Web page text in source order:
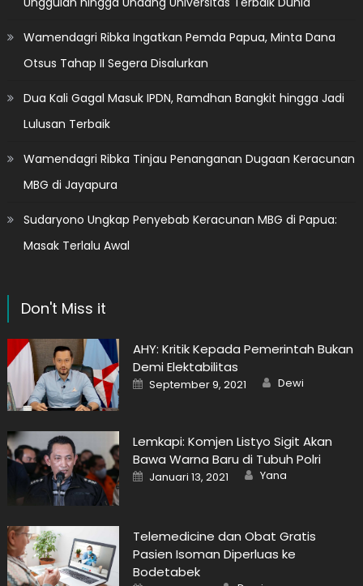
Wamendagri Ribka Ingatkan Pemda Papua, Minta Dana
Otsus Tahap II Segera Disalurkan
Dua Kali Gagal Masuk IPDN, Ramdhan Bangkit hingga Jadi
Lulusan Terbaik
Wamendagri Ribka Tinjau Penanganan Dugaan Keracunan
MBG di Jayapura
Sudaryono Ungkap Penyebab Keracunan MBG di Papua:
Masak Terlalu Awal
Don't Miss it
AHY: Kritik Kepada Pemerintah Bukan
Demi Elektabilitas
Posted
on
September 9, 2021 Author
Dewi
Lemkapi: Komjen Listyo Sigit Akan
Bawa Warna Baru di Tubuh Polri
Posted
on
Januari 13, 2021 Author
Yana
Telemedicine dan Obat Gratis
Pasien Isoman Diperluas ke
Bodetabek